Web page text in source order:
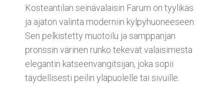
Kosteantilan seinävalaisin Farum on tyylikäs
ja ajaton valinta moderniin kylpyhuoneeseen.
Sen pelkistetty muotoilu ja samppanjan
pronssin värinen runko tekevät valaisimesta
elegantin katseenvangitsijan, joka sopii
täydellisesti peilin yläpuolelle tai sivuille.